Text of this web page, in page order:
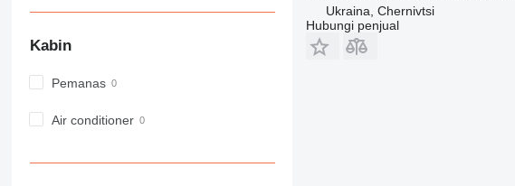
C-series
CS
F-series
IT
Kabin
Pemanas
Air conditioner
Ukraina, Chernivtsi
Hubungi penjual